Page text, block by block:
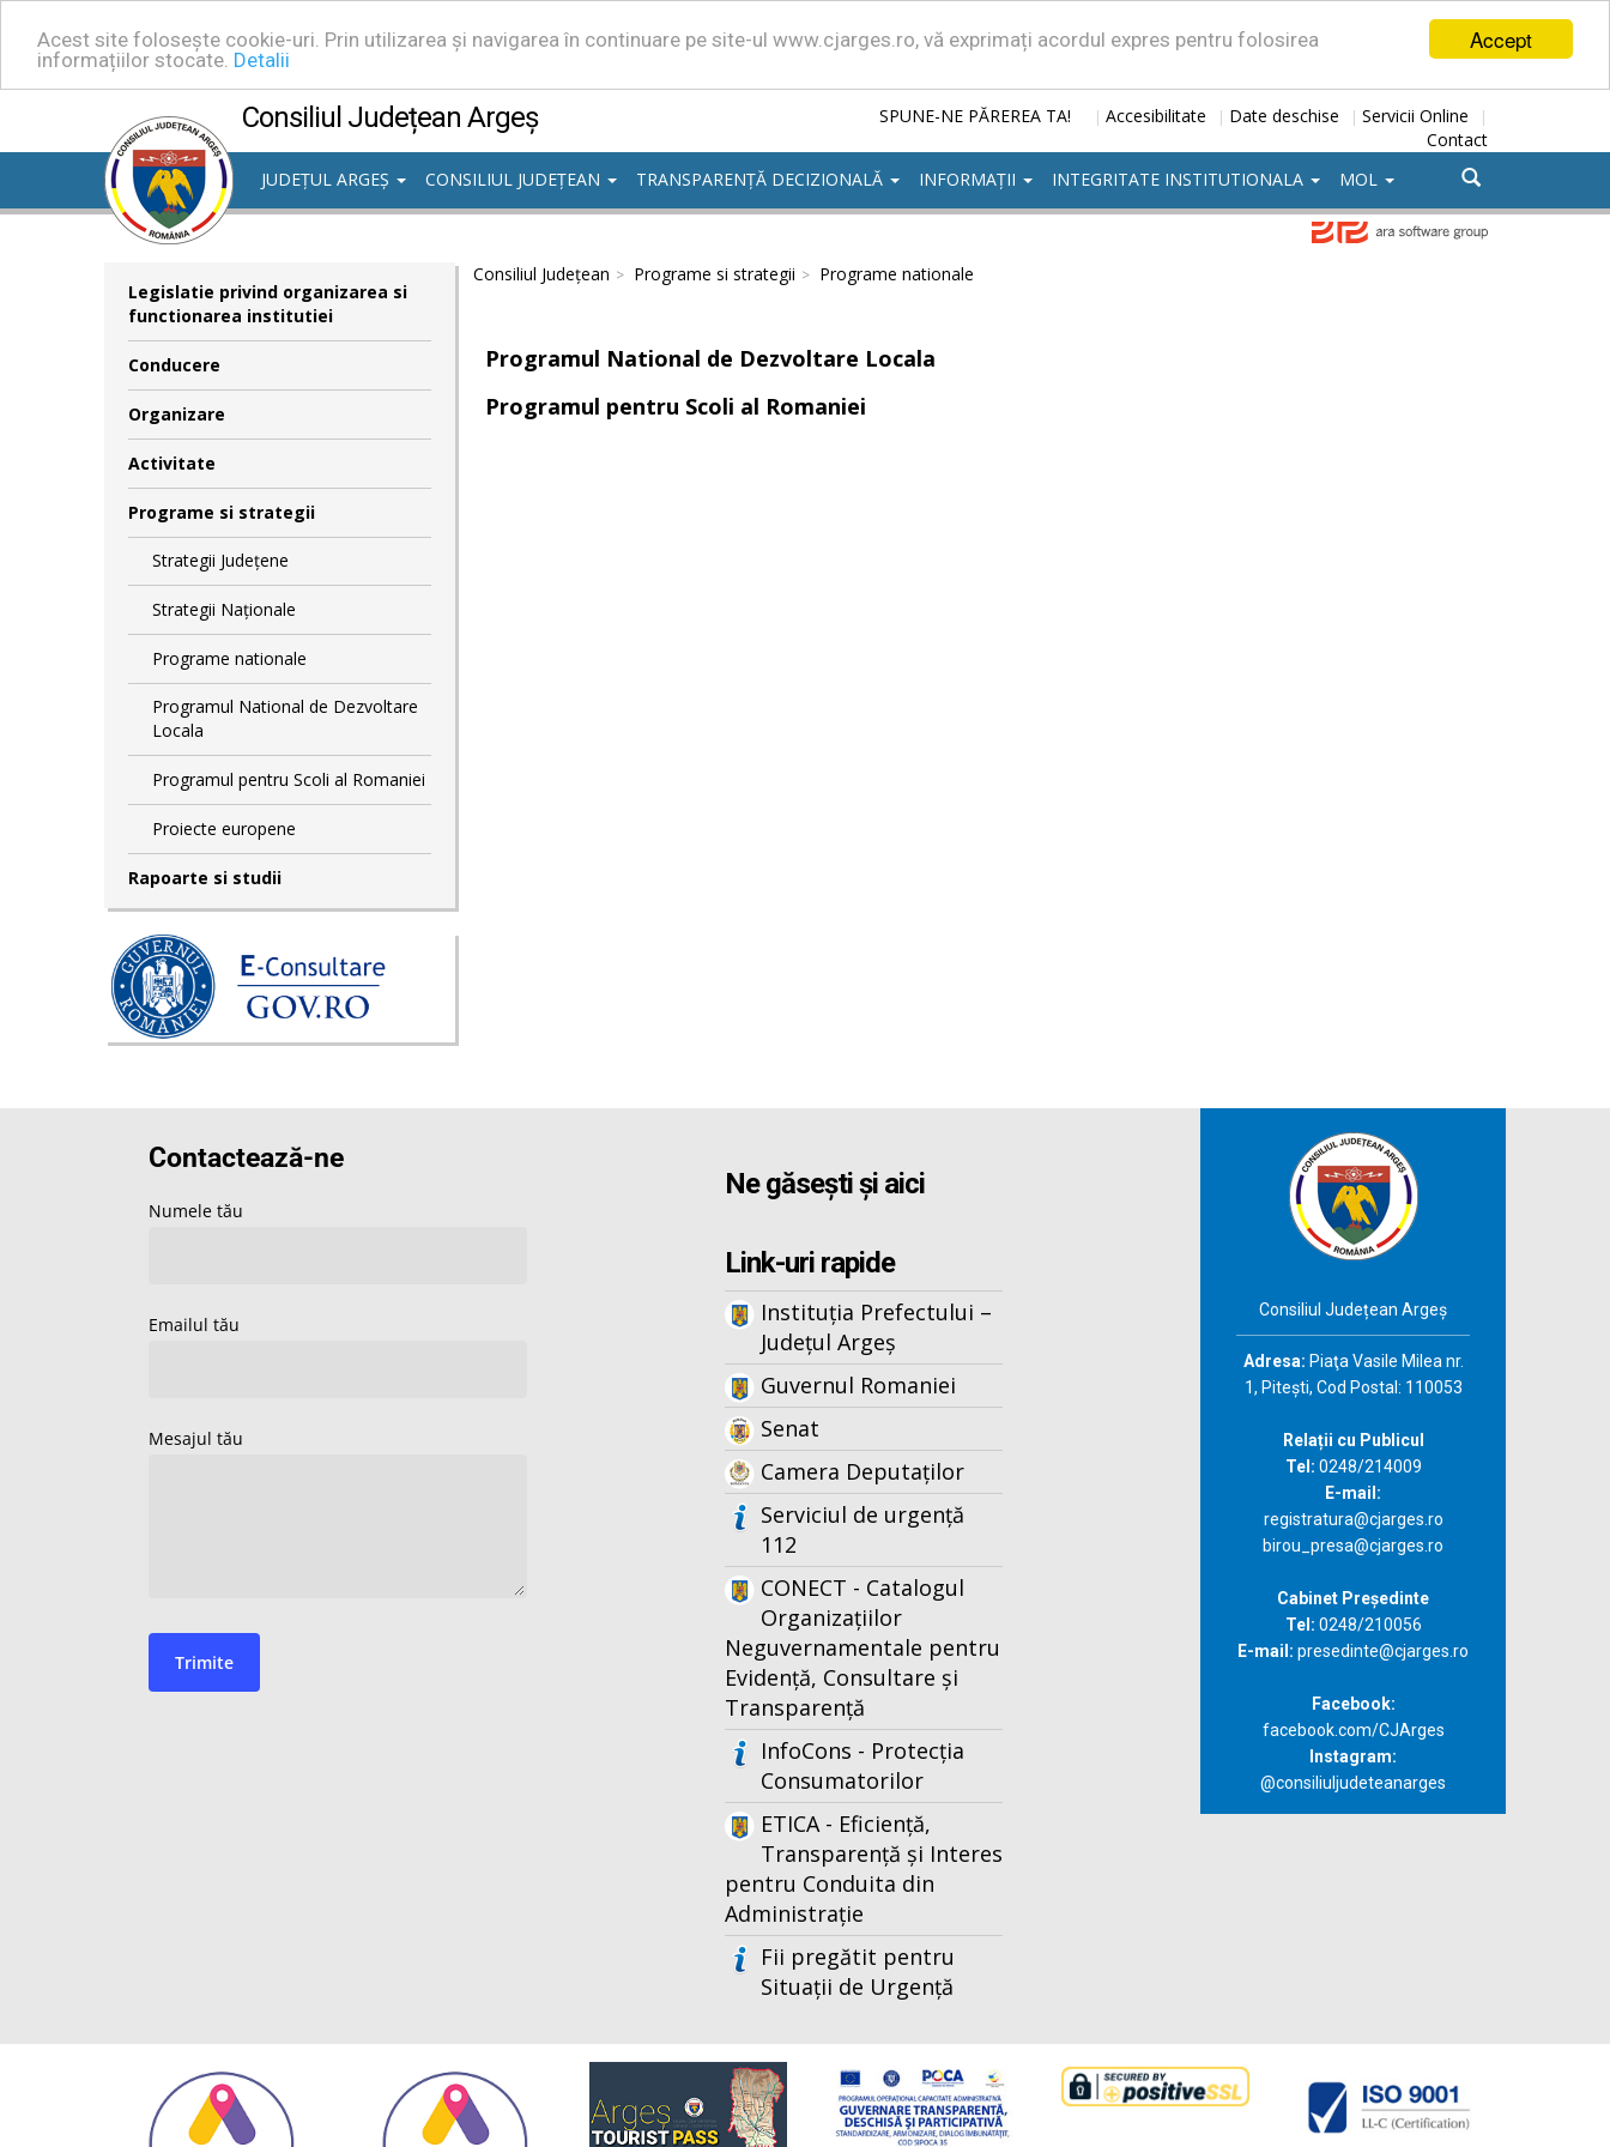
Accept
Acest site folosește cookie-uri. Prin utilizarea și navigarea în continuare pe site-ul www.cjarges.ro, vă exprimați acordul expres pentru folosirea
informațiilor stocate. Detalii
Consiliul Județean Argeș SPUNE-NE PĂREREA TA! | Accesibilitate | Date deschise | Servicii Online |
Contact
JUDEȚUL ARGEȘ
CONSILIUL JUDEȚEAN TRANSPARENȚĂ DECIZIONALĂ INFORMAȚII INTEGRITATE INSTITUTIONALA MOL
Legislatie privind organizarea si
functionarea institutiei
Conducere
Organizare
Activitate
Programe si strategii
Strategii Județene
Strategii Naționale
Programe nationale
Programul National de Dezvoltare
Locala
Programul pentru Scoli al Romaniei
Proiecte europene
Rapoarte si studii
Consiliul Județean Programe si strategii Programe nationale
Programul National de Dezvoltare Locala
Programul pentru Scoli al Romaniei
Ne găsești și aici
Link-uri rapide
Instituția Prefectului –
Județul Argeș
Guvernul Romaniei
Senat
Camera Deputaților
Serviciul de urgență
112
CONECT - Catalogul
Organizațiilor
Neguvernamentale pentru
Evidență, Consultare și
Transparență
InfoCons - Protecția
Consumatorilor
ETICA - Eficiență,
Transparență și Interes
pentru Conduita din
Administrație
Fii pregătit pentru
Situații de Urgență
Consiliul Județean Argeș
Adresa: Piaţa Vasile Milea nr.
1, Piteşti, Cod Postal: 110053
Relații cu Publicul
Tel: 0248/214009
E-mail:
registratura@cjarges.ro
birou_presa@cjarges.ro
Cabinet Președinte
Tel: 0248/210056
E-mail: presedinte@cjarges.ro
Facebook:
facebook.com/CJArges
Instagram:
@consiliuljudeteanarges